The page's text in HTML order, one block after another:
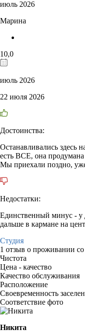
июль 2026
Марина
10,0
июль 2026
22 июля 2026
Достоинства:
Останавливались здесь
есть ВСЕ, она
Мы приехали поздно,
Недостатки:
Единственный минус - у
дальше в кармане на
Студия
1 отзыв о проживании со
Чистота
Цена - качество
Качество обслуживания
Расположение
Своевременность
Соответствие фото
Никита